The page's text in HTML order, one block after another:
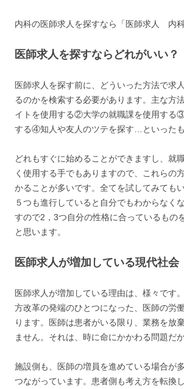
内科の医師求人を探すなら「医師求人 内科
医師求人を探すならどれがいい？
医師求人を探す前に、どういった方法で求
るのかを検索する必要があります。主な方
イトを使用する②大学の就職課を使用する
する④知人や友人のツテを探す…といったも
どれもすぐに始めることができますし、就
く使用する手でもありますので、これらの
かることが多いです。全てを試してみても
５つも進行していると自分でもわからなく
すので2，3つ自分の性格に合っているもの
と思います。
医師求人が増加している現代社会
医師求人が増加している理由は、様々です
方改革の発端のひとつになった、医師の労
ります。医師は患者がいる限り、業務を放
ません。それは、時に命にかかわる問題だか
施設側も、医師の増員を進めている場合が
つながっています。患者側も考え方を転換